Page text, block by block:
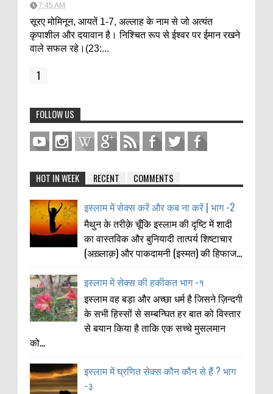
7:45 AM
सूरए मोमिनून, आयतें 1-7, अल्लाह के नाम से जो अत्यंत
कृपाशील और दयावान है। निश्चित रूप से ईश्वर पर ईमान रखने
वाले सफल रहे।(23:...
1
FOLLOW US
HOT IN WEEK RECENT COMMENTS
इस्लाम में सेक्स करें और कब ना करें | भाग -2
मैथुन के तरीक़े चूँकि इस्लाम की दृष्टि में शादी
का वास्तविक और बुनियादी तात्पर्य शिष्टाचार
(अख़्लाक़) और पाकदामनी (इस्मत) की हिफाज...
इस्लाम में सेक्स की हकीकत भाग -१
इस्लाम वह बड़ा और अच्छा धर्म है जिसने ज़िन्दगी
के सभी हिस्सों से सम्बन्घित हर बात को विस्तार
से बयान किया है ताकि एक सच्चे मुसलमान
को...
इस्लाम में घ्रणित सेक्स कौन कौन से हैं ? भाग
-३